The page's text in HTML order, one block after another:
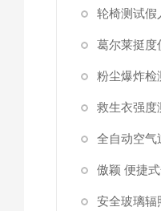
轮椅测试假
葛尔莱挺度
粉尘爆炸检
救生衣强度
安全玻璃辐